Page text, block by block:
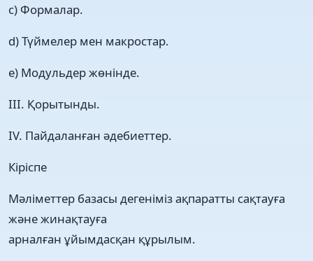
c) Формалар.
d) Түймелер мен макростар.
e) Модульдер жөнінде.
III. Қорытынды.
IV. Пайдаланған әдебиеттер.
Кіріспе
Мәліметтер базасы дегеніміз ақпаратты сақтауға
және жинақтауға
арналған ұйымдасқан құрылым.